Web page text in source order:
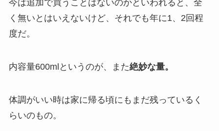
今は追加で買うことはないのかといわれると、全
く無いとはいえないけど、それでも年に1、2回程
度だ。
内容量600mlというのが、また絶妙な量。
体調がいい時は家に帰る頃にもまだ残っているく
らいのもの。